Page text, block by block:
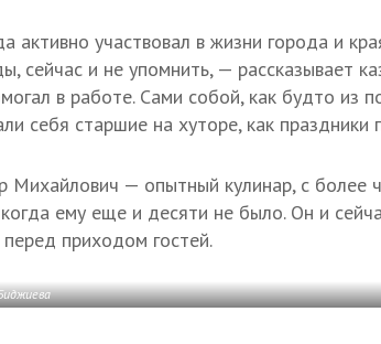
активно участвовал в жизни города и
сейчас и не упомнить, — рассказывает
в работе. Сами собой, как будто из
себя старшие на хуторе, как праздники
Михайлович — опытный кулинар, с более
когда ему еще и десяти не было. Он и
приходом гостей.